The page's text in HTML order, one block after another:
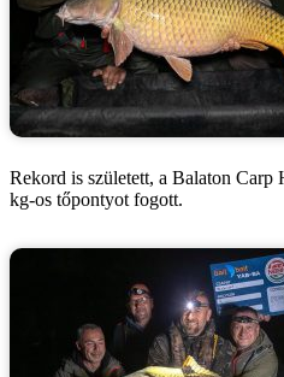
Rekord is született, a Balaton Carp
kg-os tőpontyot fogott.